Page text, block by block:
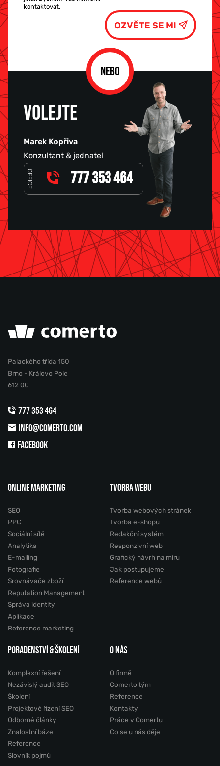
kontaktovat.
NEBO
VOLEJTE
Marek Kopřiva
Konzultant & jednatel
OFFICE 777 353 464
Palackého třída 150
Brno - Královo Pole
612 00
777 353 464
INFO@COMERTO.COM
FACEBOOK
ONLINE MARKETING
SEO
PPC
Sociální sítě
Analytika
E-mailing
Fotografie
Srovnávače zboží
Reputation Management
Správa identity
Aplikace
Reference marketing
TVORBA WEBU
Tvorba webových stránek
Tvorba e-shopů
Redakční systém
Responzivní web
Grafický návrh na míru
Jak postupujeme
Reference webů
PORADENSTVÍ & ŠKOLENÍ
Komplexní řešení
Nezávislý audit SEO
Školení
Projektové řízení SEO
Odborné články
Znalostní báze
Reference
Slovník pojmů
O NÁS
O firmě
Comerto tým
Reference
Kontakty
Práce v Comertu
Co se u nás děje